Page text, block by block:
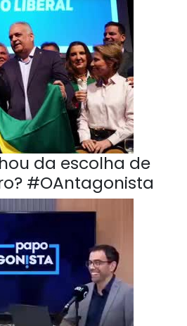
da escolha de
#OAntagonista